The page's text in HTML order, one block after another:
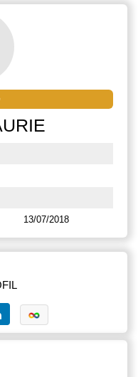
le fleuve et à
la plage, la Résidence
20 appartements du
rénovés en 2015.
13/07/2018